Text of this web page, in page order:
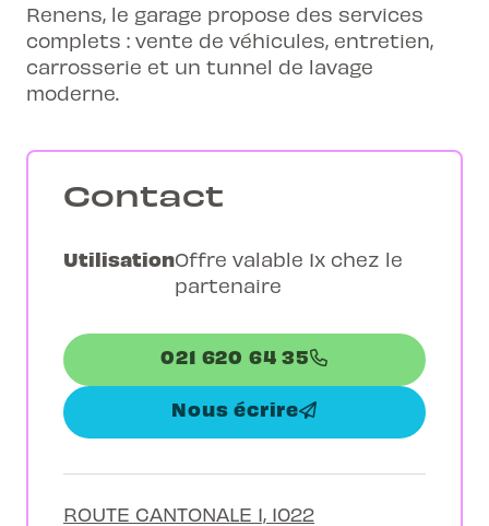
Renens, le garage propose des services
complets : vente de véhicules, entretien,
carrosserie et un tunnel de lavage
moderne.
Contact
UtilisationOffre valable 1x chez le
partenaire
021 620 64 35
Nous écrire
ROUTE CANTONALE 1, 1022